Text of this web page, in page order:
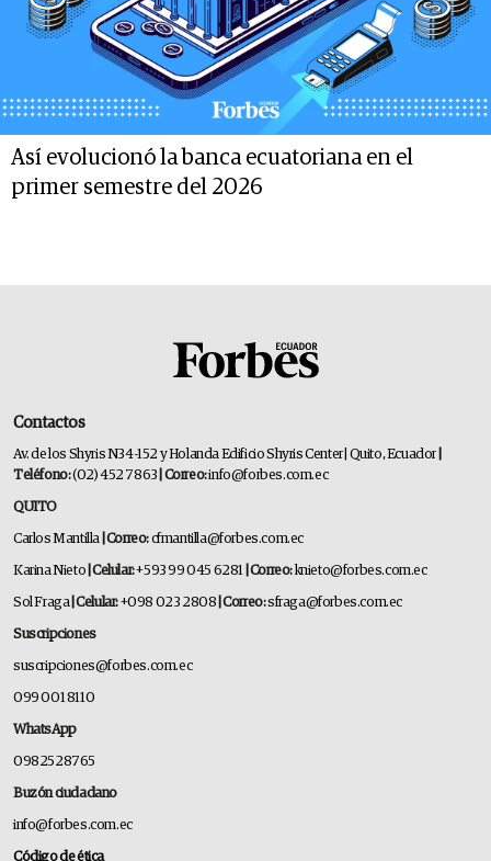
Así evolucionó la banca ecuatoriana en el
primer semestre del 2026
Contactos
Av. de los Shyris N34-152 y Holanda Edificio Shyris Center | Quito, Ecuador
Teléfono:(02) 452 7863 | Correo:info@forbes.com.ec
QUITO
Carlos Mantilla | Correo:cfmantilla@forbes.com.ec
Karina Nieto | Celular:+593 99 045 6281 | Correo:knieto@forbes.com.ec
Sol Fraga| Celular:+098 023 2808 | Correo:sfraga@forbes.com.ec
Suscripciones
suscripciones@forbes.com.ec
099 001 8110
WhatsApp
0982528765
Buzón ciudadano
info@forbes.com.ec
Código de ética